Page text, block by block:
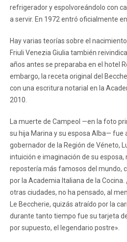
refrigerador y espolvoreándolo con
a servir. En 1972 entró oficialmente
Hay varias teorías sobre el
Friuli Venezia Giulia también
años antes se preparaba en el hotel
embargo, la receta original del
con una escritura notarial en la
2010.
La muerte de Campeol —en la foto
su hija Marina y su esposa Alba— fue
gobernador de la Región de Véneto,
intuición e imaginación de su esposa,
repostería más famosos del mundo,
por la Academia Italiana de la Cocina.
otras ciudades, no ha pensado, al
Le Beccherie, quizás atraído por la
durante tanto tiempo fue su tarjeta
por supuesto, el legendario postre».